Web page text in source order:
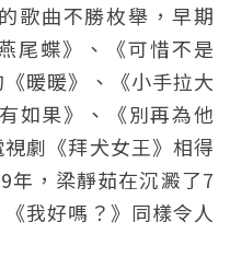
歌曲不勝枚舉，早期
尾蝶》、《可惜不是
暖暖》、《小手拉大
如果》、《別再為他
劇《拜犬女王》相得
年，梁靜茹在沉澱了7
我好嗎？》同樣令人